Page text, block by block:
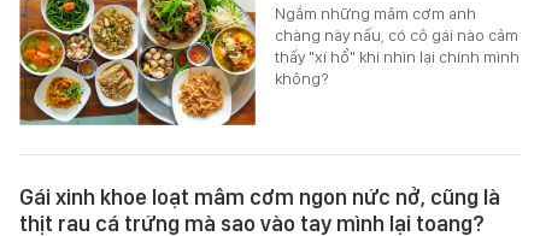
Ngắm những mâm cơm anh
chàng này nấu, có cô gái nào cảm
thấy "xí hổ" khi nhìn lại chính mình
không?
Gái xinh khoe loạt mâm cơm ngon nức nở, cũng là
thịt rau cá trứng mà sao vào tay mình lại toang?